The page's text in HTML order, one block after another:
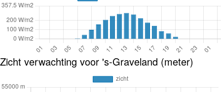
Zicht verwachting voor 's-Graveland (meter)